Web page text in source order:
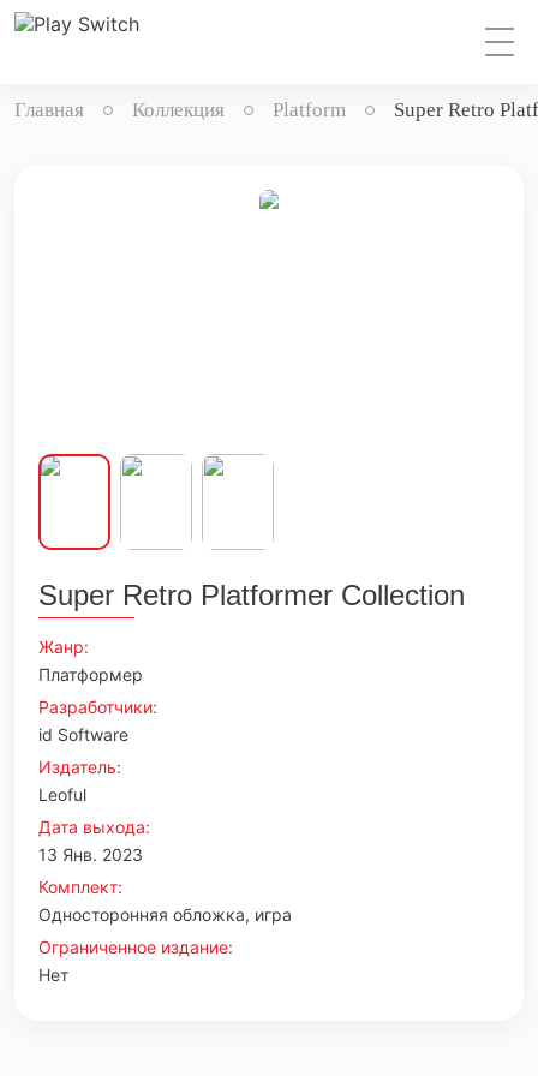
Главная Коллекция Platform Super Retro
Super Retro Platformer Collection
Жанр:
Платформер
Разработчики:
id Software
Издатель:
Leoful
Дата выхода:
13 Янв. 2023
Комплект:
Односторонняя обложка, игра
Ограниченное издание:
Нет